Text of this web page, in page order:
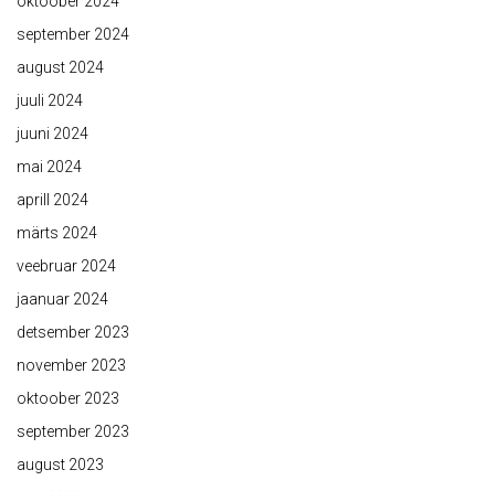
september 2024
august 2024
juuli 2024
juuni 2024
mai 2024
aprill 2024
märts 2024
veebruar 2024
jaanuar 2024
detsember 2023
november 2023
oktoober 2023
september 2023
august 2023